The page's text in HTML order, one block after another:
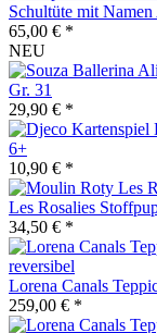
Schultüte mit
65,00 € *
NEU
Gr. 31
29,90 € *
6+
10,90 € *
Les Rosalies
34,50 € *
Lorena Canals
259,00 € *